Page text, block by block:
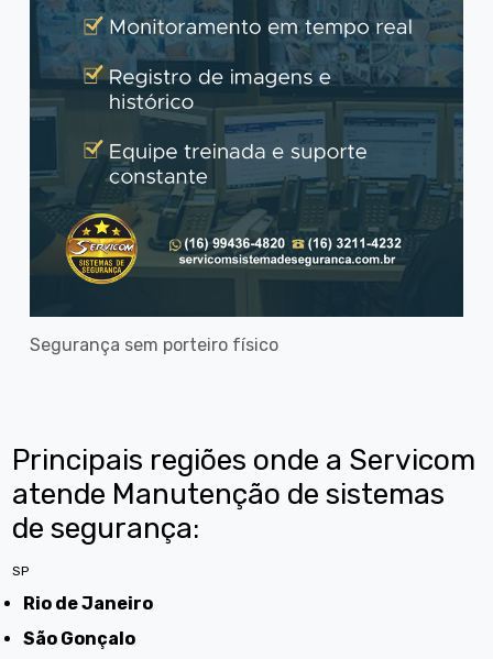
Segurança sem porteiro físico
Principais regiões onde a Servicom
atende Manutenção de sistemas
de segurança:
SP
Rio de Janeiro
São Gonçalo